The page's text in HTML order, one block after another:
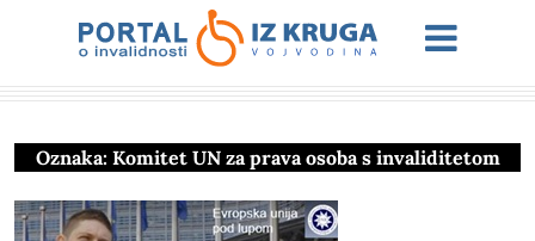
Oznaka: Komitet UN za prava osoba s invaliditetom